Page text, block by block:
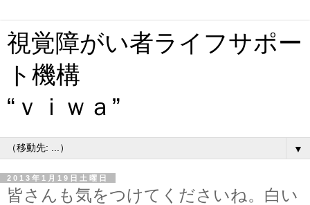
視覚障がい者ライフサポー
ト機構
“ｖｉｗａ”
▼
2013年1月19日土曜日
皆さんも気をつけてくださいね。白い